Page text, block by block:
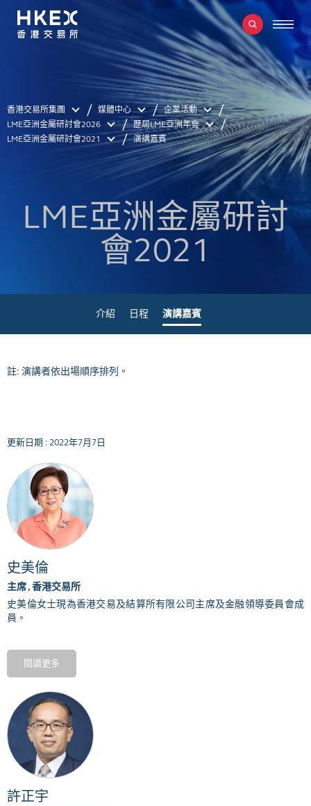
香港交易所集團 媒體中心
企業活動
LME亞洲金屬研討會2026
歷屆LME亞洲年會
LME亞洲金屬研討會2021
演講嘉賓
LME亞洲金屬研討
會2021
介紹 日程 演講嘉賓
註: 演講者依出場順序排列。
更新日期 : 2022年7月7日
史美倫
主席 , 香港交易所
史美倫女士現為香港交易及結算所有限公司主席及金融領導委員會成
員。
金會的高級國際顧問及蘇富比國際諮詢委員會成員。此外，史女士是
中國證券監督管理委員會國際顧問委員會副主席及國際證券交易所聯
史女士於2001年1月獲中華人民共和國國務院委任為中國證券監督管
理委員 會副主席，為中國首位來自境外的副部級官員，直至2004年
卸任後回港。 史女士於1991年至2000年任職香港證監會，並於1998
年擔任其副主席一職。
2013年1月至2018年7月為香港金融發展局主席及2007年至2011年為
閱讀更多
許正宇